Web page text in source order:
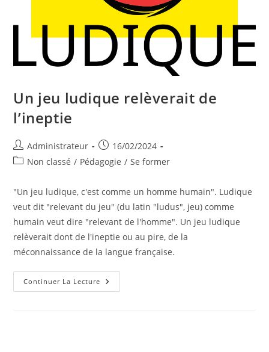
Un jeu ludique relèverait de
l’ineptie
Auteur/autrice
de
Administrateur
Publication
publiée :
16/02/2024
PostNon classé / Pédagogie / Se former
"Un jeu ludique, c'est comme un homme humain". Ludique
veut dit "relevant du jeu" (du latin "ludus", jeu) comme
humain veut dire "relevant de l'homme". Un jeu ludique
relèverait dont de l'ineptie ou au pire, de la
méconnaissance de la langue française.
Continuer La Lecture Un
Jeu